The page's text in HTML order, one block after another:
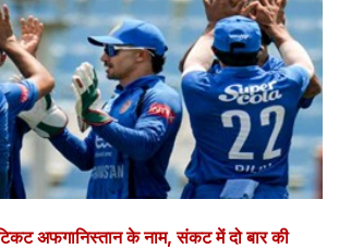
अफगानिस्तान के नाम, संकट में दो बार की